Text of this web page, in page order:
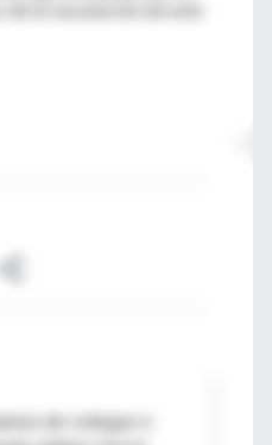
de colegas o